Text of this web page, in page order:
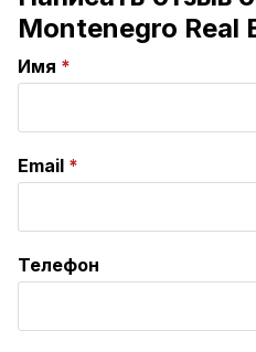
Montenegro Real
Имя
Email
Телефон